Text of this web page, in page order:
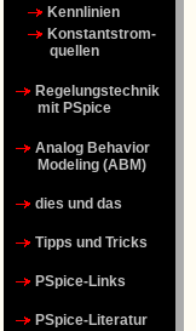
Kennlinien
Konstantstrom-
quellen
Regelungstechnik
mit PSpice
Analog Behavior
Modeling (ABM)
dies und das
Tipps und Tricks
PSpice-Links
PSpice-Literatur